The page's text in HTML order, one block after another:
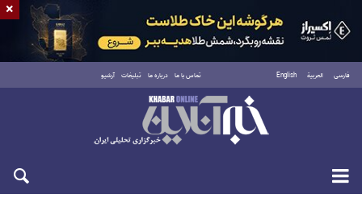
فارسی العربية English تماس با ما درباره ما تبلیغات آرشیو
جمعه ۱۶ مرداد ۱۴۰۵
×